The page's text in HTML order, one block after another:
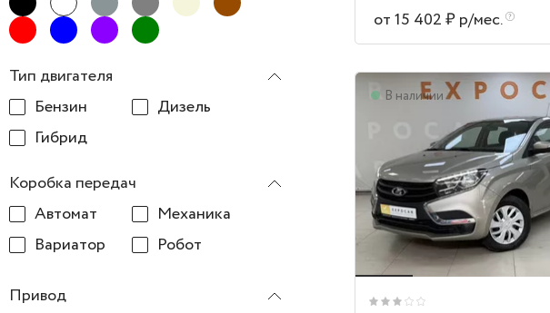
Тип двигателя
Бензин
Дизель
Гибрид
Коробка передач
Автомат
Механика
Вариатор
Робот
Привод
от 15 402 ₽ р/мес.
В наличии